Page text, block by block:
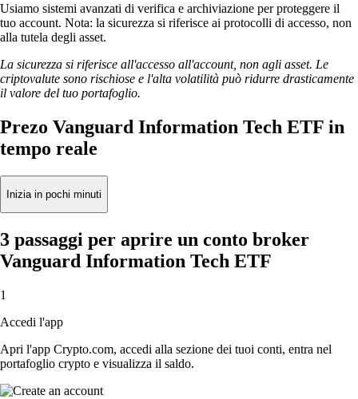
Usiamo sistemi avanzati di verifica e archiviazione per proteggere il
tuo account. Nota: la sicurezza si riferisce ai protocolli di accesso, non
alla tutela degli asset.
La sicurezza si riferisce all'accesso all'account, non agli asset. Le
criptovalute sono rischiose e l'alta volatilità può ridurre drasticamente
il valore del tuo portafoglio.
Prezo Vanguard Information Tech ETF in
tempo reale
Inizia in pochi minuti
3 passaggi per aprire un conto broker
Vanguard Information Tech ETF
1
Accedi l'app
Apri l'app Crypto.com, accedi alla sezione dei tuoi conti, entra nel
portafoglio crypto e visualizza il saldo.